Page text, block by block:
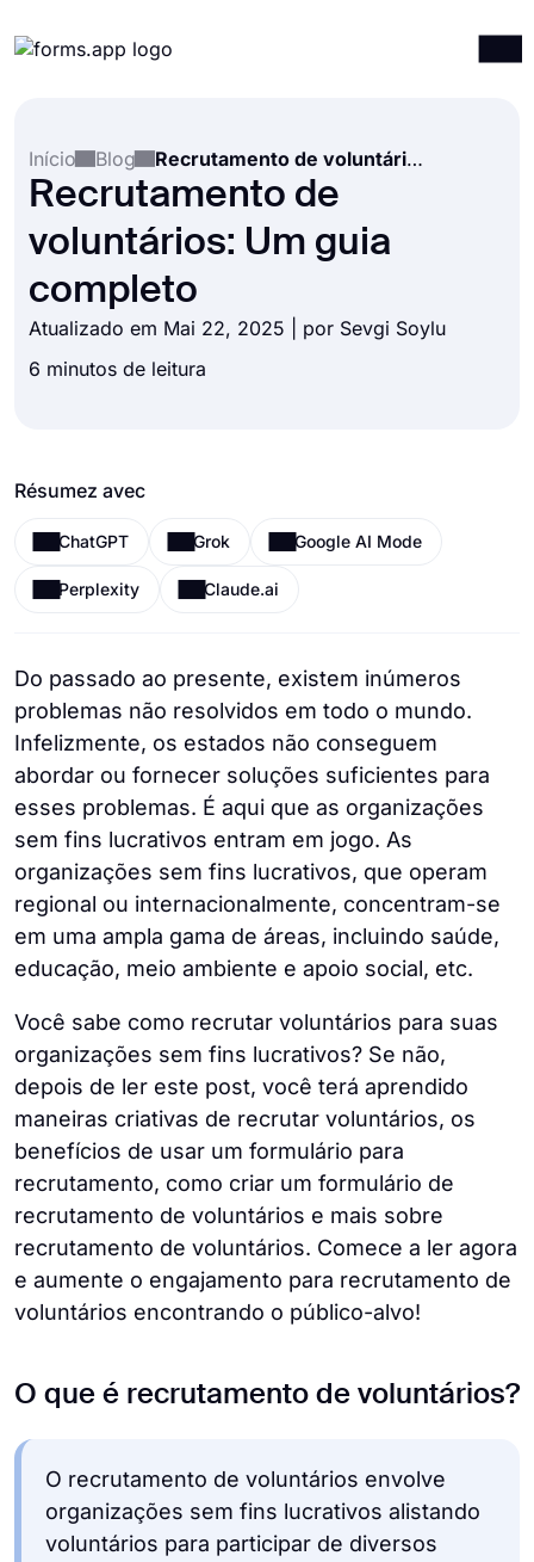
Integrações
Modelos
Recursos
Preços
Início
Blog Recrutamento de voluntários: Um guia completo
Recrutamento de
voluntários: Um guia
completo
Atualizado em Mai 22, 2025 | por Sevgi Soylu
6 minutos de leitura
Résumez avec
ChatGPT Grok Google AI Mode
Perplexity Claude.ai
Do passado ao presente, existem inúmeros
problemas não resolvidos em todo o mundo.
Infelizmente, os estados não conseguem
abordar ou fornecer soluções suficientes para
esses problemas. É aqui que as organizações
sem fins lucrativos entram em jogo. As
organizações sem fins lucrativos, que operam
regional ou internacionalmente, concentram-se
em uma ampla gama de áreas, incluindo saúde,
educação, meio ambiente e apoio social, etc.
Você sabe como recrutar voluntários para suas
organizações sem fins lucrativos? Se não,
depois de ler este post, você terá aprendido
maneiras criativas de recrutar voluntários, os
benefícios de usar um formulário para
recrutamento, como criar um formulário de
recrutamento de voluntários e mais sobre
recrutamento de voluntários. Comece a ler agora
e aumente o engajamento para recrutamento de
voluntários encontrando o público-alvo!
O que é recrutamento de voluntários?
O recrutamento de voluntários envolve
organizações sem fins lucrativos alistando
voluntários para participar de diversos